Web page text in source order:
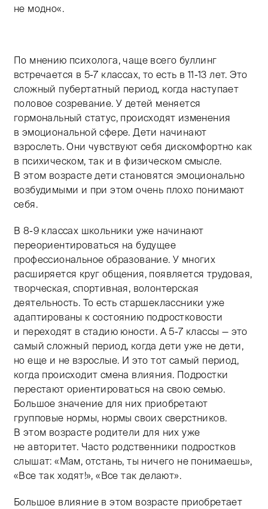
не модно«.
По мнению психолога, чаще всего буллинг
встречается в 5-7 классах, то есть в 11-13 лет. Это
сложный пубертатный период, когда наступает
половое созревание. У детей меняется
гормональный статус, происходят изменения
в эмоциональной сфере. Дети начинают
взрослеть. Они чувствуют себя дискомфортно как
в психическом, так и в физическом смысле.
В этом возрасте дети становятся эмоционально
возбудимыми и при этом очень плохо понимают
себя.
В 8-9 классах школьники уже начинают
переориентироваться на будущее
профессиональное образование. У многих
расширяется круг общения, появляется трудовая,
творческая, спортивная, волонтерская
деятельность. То есть старшеклассники уже
адаптированы к состоянию подростковости
и переходят в стадию юности. А5-7 классы — это
самый сложный период, когда дети уже не дети,
но еще и не взрослые. И это тот самый период,
когда происходит смена влияния. Подростки
перестают ориентироваться на свою семью.
Большое значение для них приобретают
групповые нормы, нормы своих сверстников.
В этом возрасте родители для них уже
не авторитет. Часто родственники подростков
слышат: «Мам, отстань, ты ничего не понимаешь»,
«Все так ходят!», «Все так делают».
Большое влияние в этом возрасте приобретает